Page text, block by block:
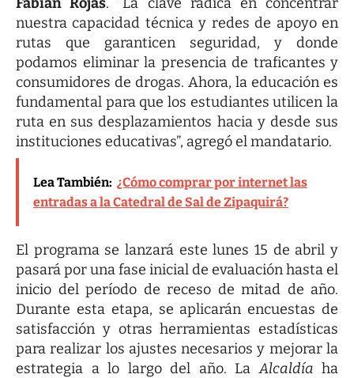
Fabián Rojas. “La clave radica en concentrar
nuestra capacidad técnica y redes de apoyo en
rutas que garanticen seguridad, y donde
podamos eliminar la presencia de traficantes y
consumidores de drogas. Ahora, la educación es
fundamental para que los estudiantes utilicen la
ruta en sus desplazamientos hacia y desde sus
instituciones educativas”, agregó el mandatario.
Lea También: ¿Cómo comprar por internet las
entradas a la Catedral de Sal de Zipaquirá?
El programa se lanzará este lunes 15 de abril y
pasará por una fase inicial de evaluación hasta el
inicio del período de receso de mitad de año.
Durante esta etapa, se aplicarán encuestas de
satisfacción y otras herramientas estadísticas
para realizar los ajustes necesarios y mejorar la
estrategia a lo largo del año. LaAlcaldía ha